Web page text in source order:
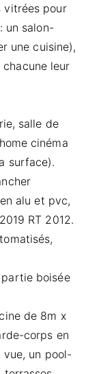
vitrées pour
un salon-
une cuisine),
leur
salle de
cinéma
surface).
alu et pvc,
RT 2012.
boisée
de 8m x
corps en
un pool-